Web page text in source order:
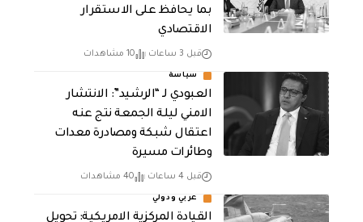
بما يحافظ على الاستقرار
الاقتصادي
قبل 3 ساعات 10 مشاهدات
سياسة
العبودي لـ “الرشيد”: الانتشار
الامني ليلة الجمعة نتج عنه
اعتقال شبكة ومصادرة معدات
وطائرات مسيرة
قبل 4 ساعات 40 مشاهدات
عربي ودولي
القيادة المركزية الامريكية: تحويل